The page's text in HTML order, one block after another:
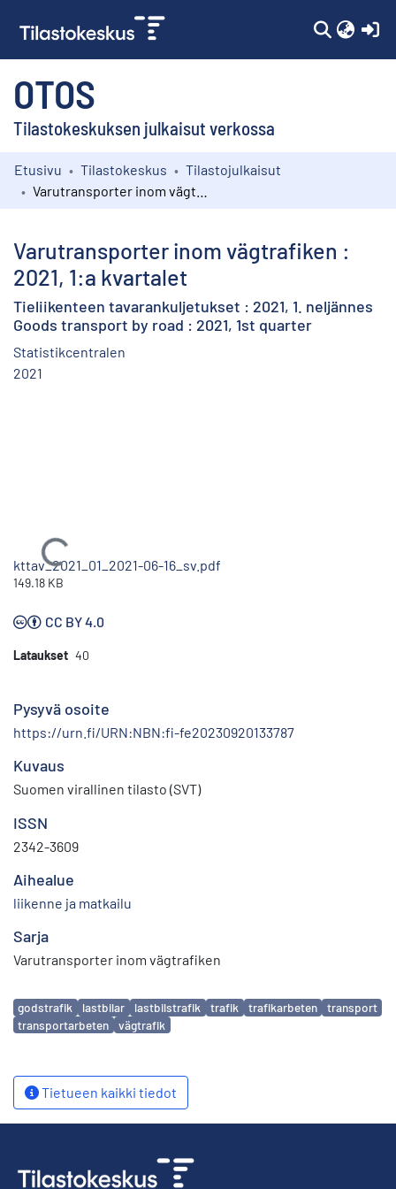
OTOS
Tilastokeskuksen julkaisut verkossa
Kokoelmat
Etusivu Tilastokeskus
Tilastojulkaisut
Varutransporter inom vägtrafiken :
2021, 1:a kvartalet
Tieliikenteen tavarankuljetukset : 2021, 1. neljännes
Goods transport by road : 2021, 1st quarter
Statistikcentralen
2021
Ladataan...
kttav_2021_01_2021-06-16_sv.pdf
149.18 KB
CC BY 4.0
Lataukset 40
Pysyvä osoite
https://urn.fi/URN:NBN:fi-fe20230920133787
Kuvaus
Suomen virallinen tilasto (SVT)
ISSN
2342-3609
Aihealue
liikenne ja matkailu
Sarja
Varutransporter inom vägtrafiken
Avainsanat
godstrafik lastbilar lastbilstrafik trafik trafikarbeten
transport
transportarbeten
vägtrafik
Tietueen kaikki tiedot